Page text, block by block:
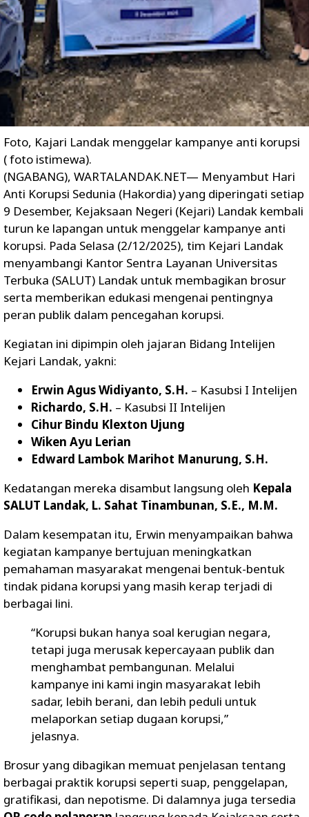
Foto, Kajari Landak menggelar kampanye anti korupsi
( foto istimewa).
(NGABANG), WARTALANDAK.NET— Menyambut Hari
Anti Korupsi Sedunia (Hakordia) yang diperingati setiap
9 Desember, Kejaksaan Negeri (Kejari) Landak kembali
turun ke lapangan untuk menggelar kampanye anti
korupsi. Pada Selasa (2/12/2025), tim Kejari Landak
menyambangi Kantor Sentra Layanan Universitas
Terbuka (SALUT) Landak untuk membagikan brosur
serta memberikan edukasi mengenai pentingnya
peran publik dalam pencegahan korupsi.
Kegiatan ini dipimpin oleh jajaran Bidang Intelijen
Kejari Landak, yakni:
Erwin Agus Widiyanto, S.H. – Kasubsi I Intelijen
Richardo, S.H. – Kasubsi II Intelijen
Cihur Bindu Klexton Ujung
Wiken Ayu Lerian
Edward Lambok Marihot Manurung, S.H.
Kedatangan mereka disambut langsung oleh Kepala
SALUT Landak, L. Sahat Tinambunan, S.E., M.M.
Dalam kesempatan itu, Erwin menyampaikan bahwa
kegiatan kampanye bertujuan meningkatkan
pemahaman masyarakat mengenai bentuk-bentuk
tindak pidana korupsi yang masih kerap terjadi di
berbagai lini.
“Korupsi bukan hanya soal kerugian negara,
tetapi juga merusak kepercayaan publik dan
menghambat pembangunan. Melalui
kampanye ini kami ingin masyarakat lebih
sadar, lebih berani, dan lebih peduli untuk
melaporkan setiap dugaan korupsi,”
jelasnya.
Brosur yang dibagikan memuat penjelasan tentang
berbagai praktik korupsi seperti suap, penggelapan,
gratifikasi, dan nepotisme. Di dalamnya juga tersedia